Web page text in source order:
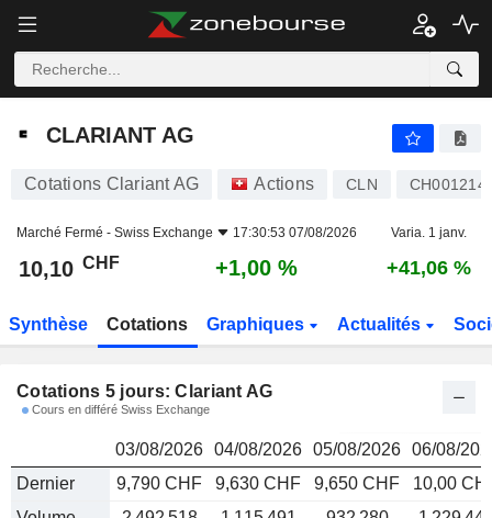
CLARIANT AG CHF
CLARIANT AG
Cotations Clariant AG Actions CLN
Marché Fermé - Swiss Exchange 17:30:53 07/08/2026 Varia. 1 janv.
10,10 CHF +1,00 % +41,06 %
Synthèse Cotations Graphiques Actualités
Cotations 5 jours: Clariant AG
Cours en différé Swiss Exchange
03/08/2026 04/08/2026 05/08/2026 06/08/
Dernier
9,790 CHF 9,630 CHF 9,650 CHF
10,00